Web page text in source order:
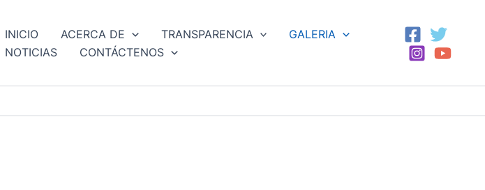
INICIO ACERCA DE TRANSPARENCIA
GALERIA
NOTICIAS
CONTÁCTENOS